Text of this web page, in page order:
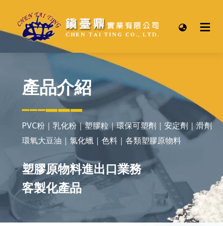
產品介紹
▂▂▂▂▂▂
PVC粉｜乳化粉｜塑膠粒｜環保可塑劑｜安定劑｜滑劑
環氧大豆油｜氯化蠟｜色料｜各類塑膠原物料
塑膠原物料進出口業務
客製化產品